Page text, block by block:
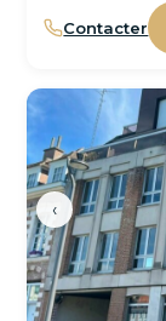
Contacter
‹